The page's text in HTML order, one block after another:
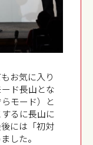
お気に入り
ド長山とな
モード）と
るに長山に
には「初対
した。